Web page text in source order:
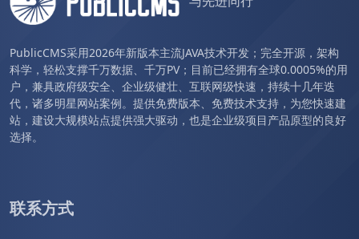
PublicCMS采用2026年新版本主流JAVA技术开发；完全开源，架构
科学，轻松支撑千万数据、千万PV；目前已经拥有全球0.0005%的用
户，兼具政府级安全、企业级健壮、互联网级快速，持续十几年迭
代，诸多明星网站案例。提供免费版本、免费技术支持，为您快速建
站，建设大规模站点提供强大驱动，也是企业级项目产品原型的良好
选择。
联系方式